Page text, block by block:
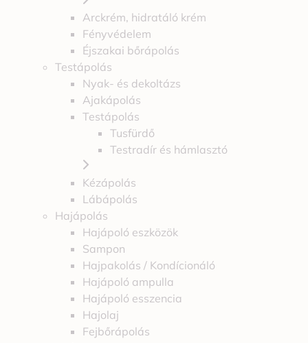
Arckrém, hidratáló krém
Fényvédelem
Éjszakai bőrápolás
Testápolás
Nyak- és dekoltázs
Ajakápolás
Testápolás
Tusfürdő
Testradír és hámlasztó
Kézápolás
Lábápolás
Hajápolás
Hajápoló eszközök
Sampon
Hajpakolás / Kondícionáló
Hajápoló ampulla
Hajápoló esszencia
Hajolaj
Fejbőrápolás